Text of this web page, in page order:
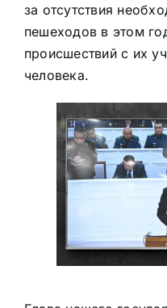
за отсутствия
пешеходов в этом
происшествий с их
человека.